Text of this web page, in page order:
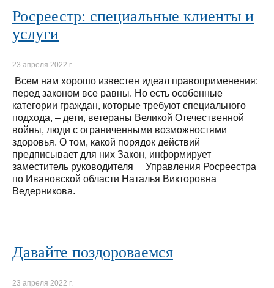
Росреестр: специальные клиенты и
услуги
23 апреля 2022 г.
Всем нам хорошо известен идеал правоприменения:
перед законом все равны. Но есть особенные
категории граждан, которые требуют специального
подхода, – дети, ветераны Великой Отечественной
войны, люди с ограниченными возможностями
здоровья. О том, какой порядок действий
предписывает для них Закон, информирует
заместитель руководителя Управления Росреестра
по Ивановской области Наталья Викторовна
Ведерникова.
Давайте поздороваемся
23 апреля 2022 г.